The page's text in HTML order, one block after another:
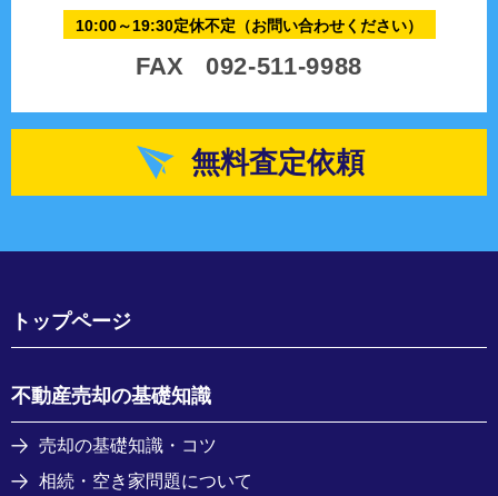
10:00～19:30定休不定 （お問い合わせください）
FAX 092-511-9988
無料査定依頼
トップページ
不動産売却の基礎知識
売却の基礎知識・コツ
相続・空き家問題について